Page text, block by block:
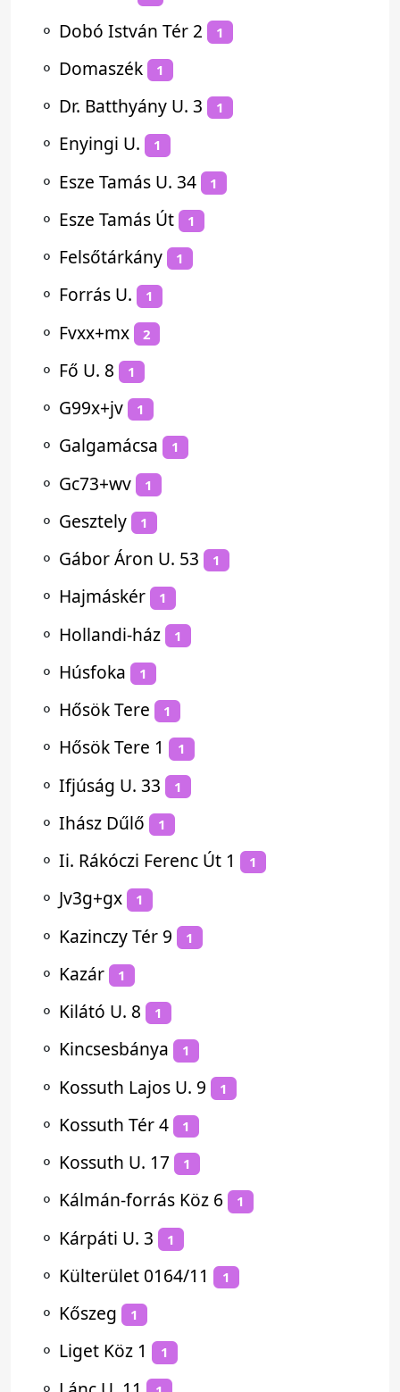
⚬ Dobó István Tér 2 1
⚬ Domaszék 1
⚬ Dr. Batthyány U. 3 1
⚬ Enyingi U. 1
⚬ Esze Tamás U. 34 1
⚬ Esze Tamás Út 1
⚬ Felsőtárkány 1
⚬ Forrás U. 1
⚬ Fvxx+mx 2
⚬ Fő U. 8 1
⚬ G99x+jv 1
⚬ Galgamácsa 1
⚬ Gc73+wv 1
⚬ Gesztely 1
⚬ Gábor Áron U. 53 1
⚬ Hajmáskér 1
⚬ Hollandi-ház 1
⚬ Húsfoka 1
⚬ Hősök Tere 1
⚬ Hősök Tere 1 1
⚬ Ifjúság U. 33 1
⚬ Ihász Dűlő 1
⚬ Ii. Rákóczi Ferenc Út 1 1
⚬ Jv3g+gx 1
⚬ Kazinczy Tér 9 1
⚬ Kazár 1
⚬ Kilátó U. 8 1
⚬ Kincsesbánya 1
⚬ Kossuth Lajos U. 9 1
⚬ Kossuth Tér 4 1
⚬ Kossuth U. 17 1
⚬ Kálmán-forrás Köz 6 1
⚬ Kárpáti U. 3 1
⚬ Külterület 0164/11 1
⚬ Kőszeg 1
⚬ Liget Köz 1 1